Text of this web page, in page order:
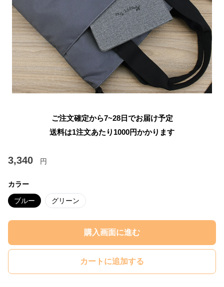
ご注文確定から7~28日でお届け予定
送料は1注文あたり 1000円かかります
3,340 円
カラー
ブルー グリーン
購入画面に進む
カートに追加する